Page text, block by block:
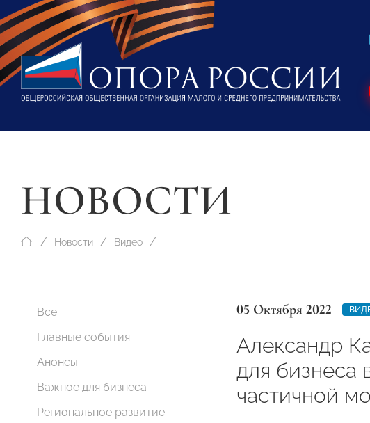
НОВОСТИ
Новости Видео
Все
Главные события
Анонсы
Важное для бизнеса
Региональное развитие
05 Октября 2022
Александр
для бизнеса
частичной